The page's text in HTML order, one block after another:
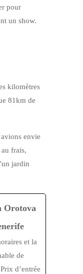
pour
un show.
kilomètres
81km de
envie
frais,
jardin
Orotova
et la
de
​​d’entrée